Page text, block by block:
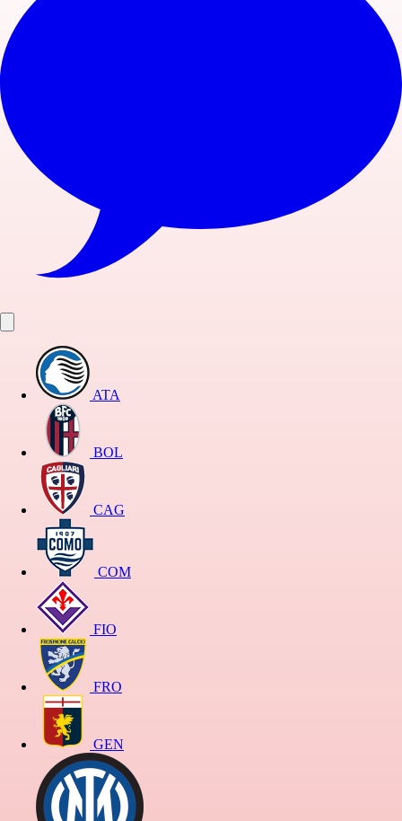
ATA
BOL
CAG
COM
FIO
FRO
GEN